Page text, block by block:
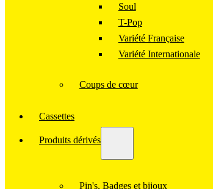
Soul
T-Pop
Variété Française
Variété Internationale
Coups de cœur
Cassettes
Produits dérivés
Pin's, Badges et bijoux